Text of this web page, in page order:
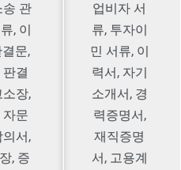
송 관
, 이
문,
결
소장,
자문
의서,
, 증
업비자 서
류, 투자이
민 서류, 이
력서, 자기
소개서, 경
력증명서,
재직증명
서, 고용계